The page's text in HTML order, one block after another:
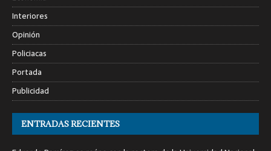
Interiores
Opinión
Policiacas
Portada
Publicidad
ENTRADAS RECIENTES